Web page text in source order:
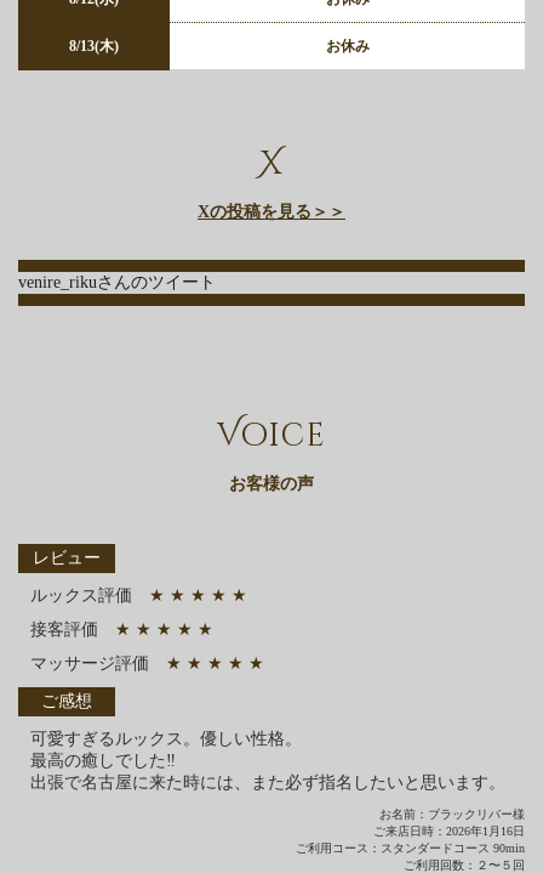
8/13(木) お休み
X
Xの投稿を見る＞＞
venire_rikuさんのツイート
Voice
お客様の声
レビュー
ルックス評価
★ ★ ★ ★ ★
接客評価
★ ★ ★ ★ ★
マッサージ評価
★ ★ ★ ★ ★
ご感想
可愛すぎるルックス。優しい性格。
最高の癒しでした‼︎
出張で名古屋に来た時には、また必ず指名したいと思います。
お名前：ブラックリバー様
ご来店日時：2026年1月16日
ご利用コース：スタンダードコース 90min
ご利用回数：２〜５回